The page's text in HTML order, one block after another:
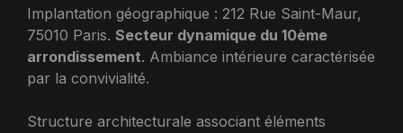
Implantation géographique : 212 Rue Saint-Maur,
75010 Paris. Secteur dynamique du 10ème
arrondissement. Ambiance intérieure caractérisée
par la convivialité.
Structure architecturale associant éléments